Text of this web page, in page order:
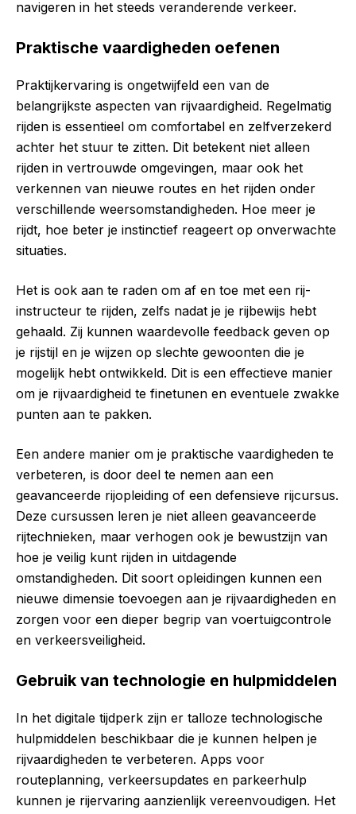
navigeren in het steeds veranderende verkeer.
Praktische vaardigheden oefenen
Praktijkervaring is ongetwijfeld een van de
belangrijkste aspecten van rijvaardigheid. Regelmatig
rijden is essentieel om comfortabel en zelfverzekerd
achter het stuur te zitten. Dit betekent niet alleen
rijden in vertrouwde omgevingen, maar ook het
verkennen van nieuwe routes en het rijden onder
verschillende weersomstandigheden. Hoe meer je
rijdt, hoe beter je instinctief reageert op onverwachte
situaties.
Het is ook aan te raden om af en toe met een rij-
instructeur te rijden, zelfs nadat je je rijbewijs hebt
gehaald. Zij kunnen waardevolle feedback geven op
je rijstijl en je wijzen op slechte gewoonten die je
mogelijk hebt ontwikkeld. Dit is een effectieve manier
om je rijvaardigheid te finetunen en eventuele zwakke
punten aan te pakken.
Een andere manier om je praktische vaardigheden te
verbeteren, is door deel te nemen aan een
geavanceerde rijopleiding of een defensieve rijcursus.
Deze cursussen leren je niet alleen geavanceerde
rijtechnieken, maar verhogen ook je bewustzijn van
hoe je veilig kunt rijden in uitdagende
omstandigheden. Dit soort opleidingen kunnen een
nieuwe dimensie toevoegen aan je rijvaardigheden en
zorgen voor een dieper begrip van voertuigcontrole
en verkeersveiligheid.
Gebruik van technologie en hulpmiddelen
In het digitale tijdperk zijn er talloze technologische
hulpmiddelen beschikbaar die je kunnen helpen je
rijvaardigheden te verbeteren. Apps voor
routeplanning, verkeersupdates en parkeerhulp
kunnen je rijervaring aanzienlijk vereenvoudigen. Het